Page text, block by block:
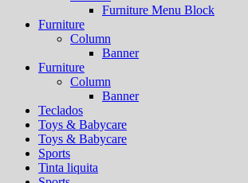
Furniture Menu Block
Furniture
Column
Banner
Furniture
Column
Banner
Teclados
Toys & Babycare
Toys & Babycare
Sports
Tinta liquita